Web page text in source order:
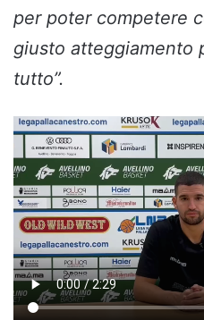
per poter competere
giusto atteggiamento
tutto”.